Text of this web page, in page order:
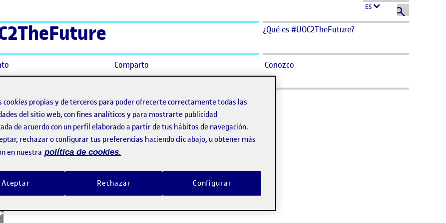
ES
¿Qué es #UOC2TheFuture?
Comparto Conozco
cookies propias y de terceros para poder ofrecerte correctamente todas las
del sitio web, con fines analíticos y para mostrarte publicidad
de acuerdo con un perfil elaborado a partir de tus hábitos de navegación.
rechazar o configurar tus preferencias haciendo clic abajo, u obtener más
en nuestra política de cookies.
Rechazar
Aceptar Configurar